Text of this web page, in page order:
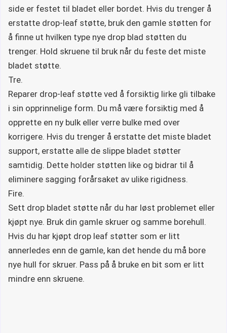
side er festet til bladet eller bordet. Hvis du trenger å
erstatte drop-leaf støtte, bruk den gamle støtten for
å finne ut hvilken type nye drop blad støtten du
trenger. Hold skruene til bruk når du feste det miste
bladet støtte.
Tre.
Reparer drop-leaf støtte ved å forsiktig lirke gli tilbake
i sin opprinnelige form. Du må være forsiktig med å
opprette en ny bulk eller verre bulke med over
korrigere. Hvis du trenger å erstatte det miste bladet
support, erstatte alle de slippe bladet støtter
samtidig. Dette holder støtten like og bidrar til å
eliminere sagging forårsaket av ulike rigidness.
Fire.
Sett drop bladet støtte når du har løst problemet eller
kjøpt nye. Bruk din gamle skruer og samme borehull.
Hvis du har kjøpt drop leaf støtter som er litt
annerledes enn de gamle, kan det hende du må bore
nye hull for skruer. Pass på å bruke en bit som er litt
mindre enn skruene.